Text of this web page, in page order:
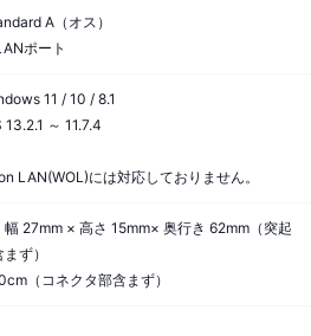
A（オス）
ポート
11 / 10 / 8.1
～ 11.7.4
LAN(WOL)には対応しておりません。
幅 27mm × 高さ 15mm× 奥行き 62mm（突起
ず）
（コネクタ部含まず）